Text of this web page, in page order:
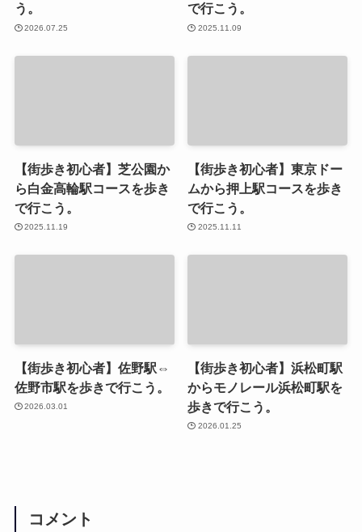
う。
2026.07.25
で行こう。
2025.11.09
【街歩き初心者】芝公園か
ら白金高輪駅コースを歩き
で行こう。
2025.11.19
【街歩き初心者】東京ドー
ムから押上駅コースを歩き
で行こう。
2025.11.11
【街歩き初心者】佐野駅⇔
佐野市駅を歩きで行こう。
2026.03.01
【街歩き初心者】浜松町駅
からモノレール浜松町駅を
歩きで行こう。
2026.01.25
コメント